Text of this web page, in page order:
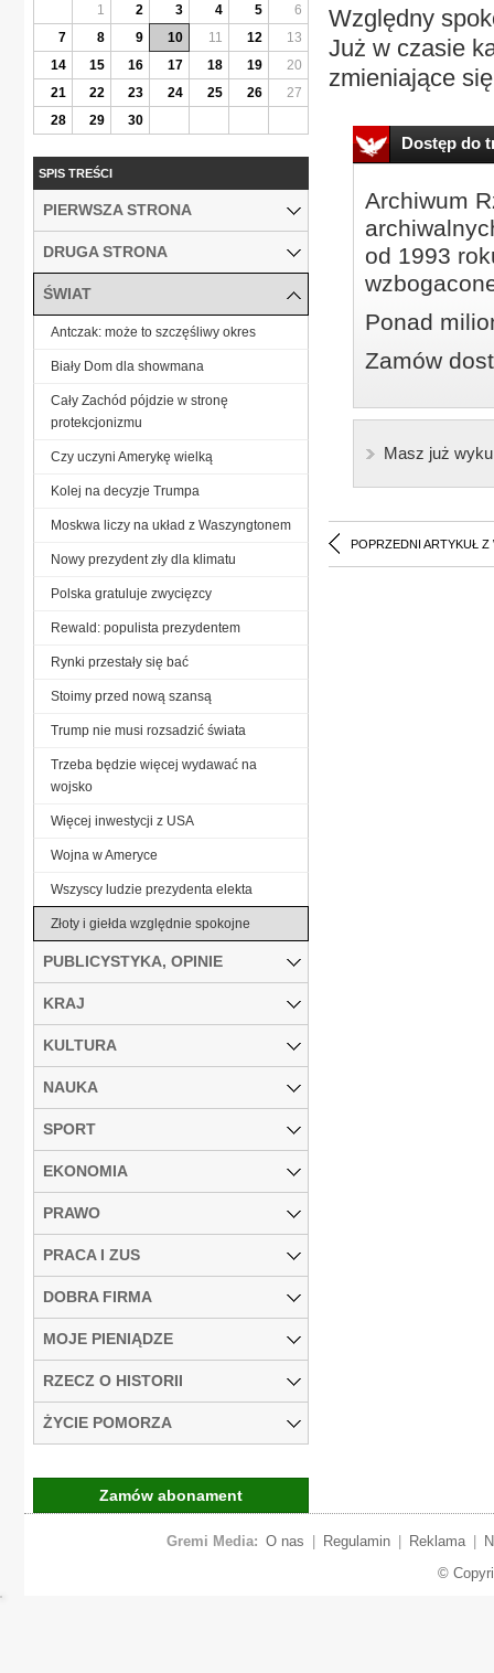
Względny
Już w czasie
zmieniające
Dostęp do
Archiwum
od 1993
Ponad
Zamów
Masz już
POPRZEDNI ARTYKUŁ Z
1
2 3 4 5
6
7
8 9 10 11 12
13
14
15 16 17 18 19
20
21
22 23 24 25 26
27
28
29 30
SPIS TREŚCI
PIERWSZA STRONA
DRUGA STRONA
ŚWIAT
Antczak: może to szczęśliwy okres
Biały Dom dla showmana
Cały Zachód pójdzie w stronę
protekcjonizmu
Czy uczyni Amerykę wielką
Kolej na decyzje Trumpa
Moskwa liczy na układ z Waszyngtonem
Nowy prezydent zły dla klimatu
Polska gratuluje zwycięzcy
Rewald: populista prezydentem
Rynki przestały się bać
Stoimy przed nową szansą
Trump nie musi rozsadzić świata
Trzeba będzie więcej wydawać na
wojsko
Więcej inwestycji z USA
Wojna w Ameryce
Wszyscy ludzie prezydenta elekta
Złoty i giełda względnie spokojne
PUBLICYSTYKA, OPINIE
KRAJ
KULTURA
NAUKA
SPORT
EKONOMIA
PRAWO
PRACA I ZUS
DOBRA FIRMA
MOJE PIENIĄDZE
RZECZ O HISTORII
ŻYCIE POMORZA
Zamów abonament
Gremi Media: O nas Regulamin Reklama
©